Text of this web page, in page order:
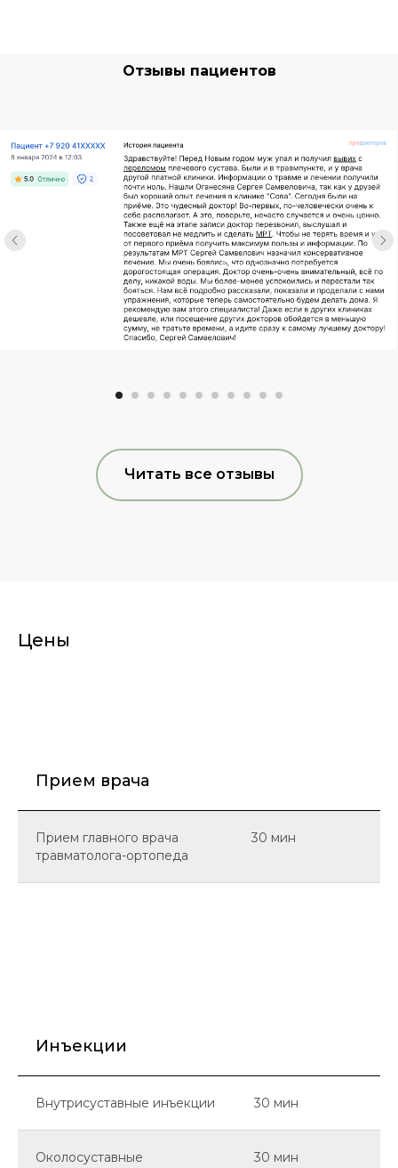
Отзывы пациентов
Читать все отзывы
Цены
Прием врача
Прием главного врача
травматолога-ортопеда
30 мин
Инъекции
Внутрисуставные инъекции 30 мин
Околосуставные
30 мин